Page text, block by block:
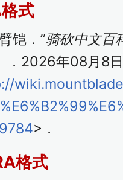
式
铠．”骑砍中文百
．2026年08月8
>．
格式